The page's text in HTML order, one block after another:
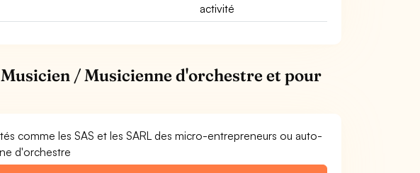
activité
/ Musicienne d'orchestre et pour
comme les SAS et les SARL des micro-entrepreneurs ou auto-
d'orchestre